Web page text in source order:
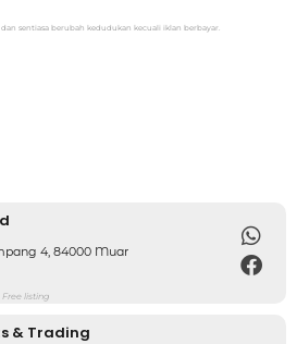
dan sentiasa berubah kedudukan kecuali iklan berbayar.
4, 84000 Muar
Free listing
& Trading